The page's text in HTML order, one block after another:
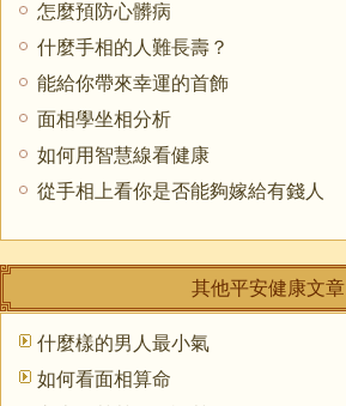
怎麼預防心髒病
什麼手相的人難長壽？
能給你帶來幸運的首飾
面相學坐相分析
​如何用智慧線看健康
從手相上看你是否能夠嫁給有錢人
其他平安健康文章
什麼樣的男人最小氣
如何看面相算命